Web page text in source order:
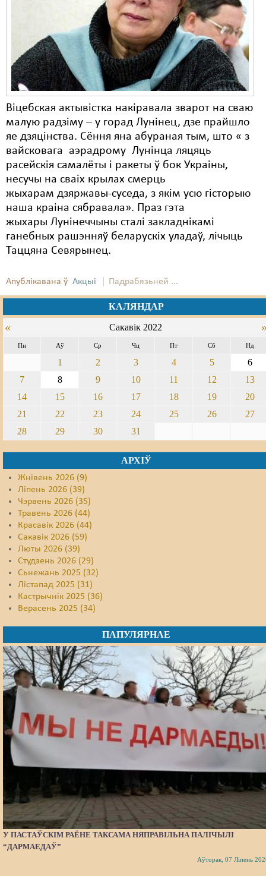
Віцебская актывістка накіравала зварот на сваю
малую радзіму – у горад Лунінец, дзе прайшло
яе дзяцінства. Сёння яна абураная тым, што « з
вайсковага аэрадрому Лунінца ляцяць
расейскія самалёты і ракеты ў бок Украіны,
несучы на сваіх крылах смерць
жыхарам дзяржавы-суседа, з якім усю гісторыю
наша краіна сябравала». Праз гэта
жыхары Лунінеччыны сталі закладнікамі
ганебных рашэнняў беларускіх уладаў, лічыць
Таццяна Севярынец.
Апублікавана ў Акцыі Падрабязьней ...
КАЛЯНДАР
« Сакавік 2022
Пн Аў Ср Чц Пт Сб Нд
1 2 3 4 5
6
7
8 9 10 11 12
13
14
15 16 17 18 19
20
21
22 23 24 25 26
27
28
29 30 31
АРХІЎ
Жнівень 2026 (9)
Ліпень 2026 (39)
Чэрвень 2026 (35)
Травень 2026 (44)
Красавік 2026 (44)
Сакавік 2026 (59)
Люты 2026 (39)
Студзень 2026 (29)
Сьнежань 2025 (32)
Лістапад 2025 (31)
Кастрычнік 2025 (36)
Верасень 2025 (34)
ПАПУЛЯРНАЕ
У ПАСТАЎСКІМ РАЁНЕ ТАКСАМА НЯПРАВІЛЬНА ПАЛІЧЫЛІ
“ДАРМАЕДАЎ”
Аўторак, 07 Ліпень